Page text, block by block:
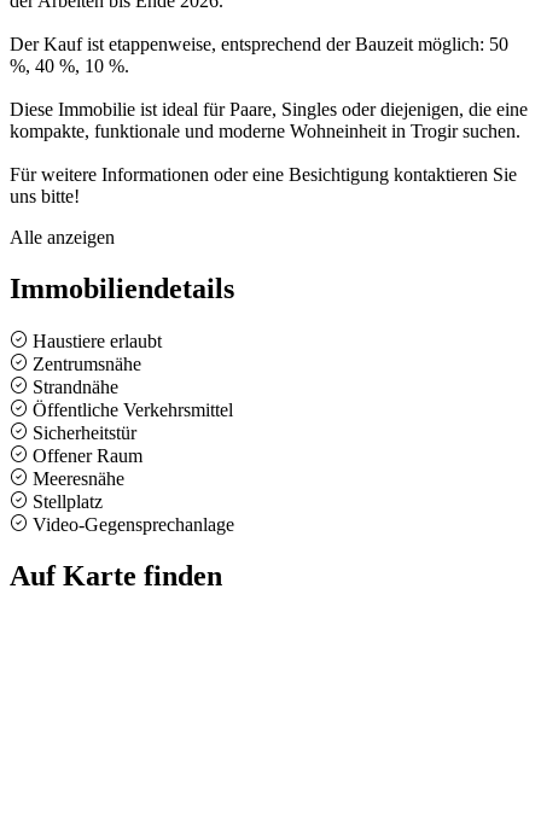
Der Kauf ist etappenweise, entsprechend der Bauzeit möglich: 50
%, 40 %, 10 %.
Diese Immobilie ist ideal für Paare, Singles oder diejenigen, die eine
kompakte, funktionale und moderne Wohneinheit in Trogir suchen.
Für weitere Informationen oder eine Besichtigung kontaktieren Sie
uns bitte!
Alle anzeigen
Immobiliendetails
Haustiere erlaubt
Zentrumsnähe
Strandnähe
Öffentliche Verkehrsmittel
Sicherheitstür
Offener Raum
Meeresnähe
Stellplatz
Video-Gegensprechanlage
Auf Karte finden